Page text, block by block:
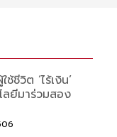
ชีวิต ‘ไร้เงิน’
ลยีมาร่วมสอง